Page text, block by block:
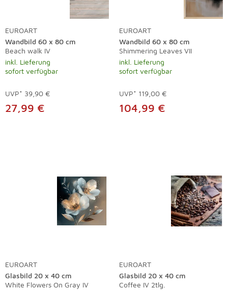
EUROART
Wandbild 60 x 80 cm
Beach walk IV
inkl. Lieferung
sofort verfügbar
UVP* 39,90 €
27,99 €
EUROART
Wandbild 60 x 80 cm
Shimmering Leaves VII
inkl. Lieferung
sofort verfügbar
UVP* 119,00 €
104,99 €
EUROART
Glasbild 20 x 40 cm
White Flowers On Gray IV
EUROART
Glasbild 20 x 40 cm
Coffee IV 2tlg.